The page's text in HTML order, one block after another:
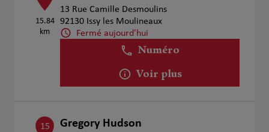
15.84
km
13 Rue Camille Desmoulins
92130 Issy les Moulineaux
Fermé aujourd'hui
Numéro
Voir plus
15 Gregory Hudson